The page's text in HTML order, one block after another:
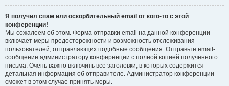
Я получил спам или оскорбительный email от кого-то с этой
конференции!
Мы сожалеем об этом. Форма отправки email на данной конференции
включает меры предосторожности и возможность отслеживания
пользователей, отправляющих подобные сообщения. Отправьте email-
сообщение администратору конференции с полной копией полученного
письма. Очень важно включить все заголовки, в которых содержится
детальная информация об отправителе. Администратор конференции
сможет в этом случае принять меры.